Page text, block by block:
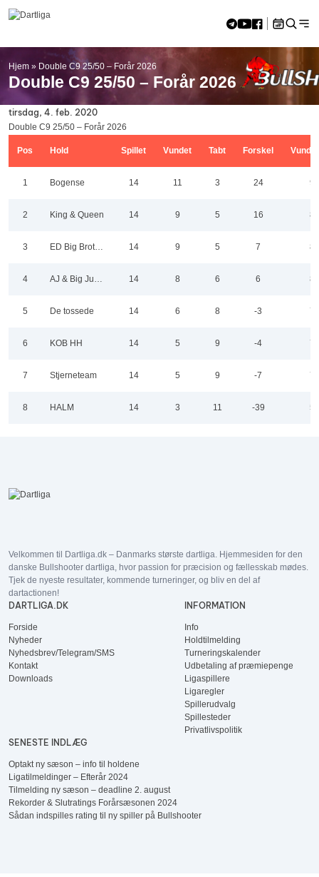
<< aug 2026 >>
M Ti O To F L
S
28
3
10
11 12 13 14 15
16
18 19 20 21 22
24
25 26 27 28 29
30
31
3 4
Hjem » Double C9 25/50 – Forår 2026
Double C9 25/50 – Forår 2026
tirsdag, 4. feb. 2020
Double C9 25/50 – Forår 2026
Pos Hold Spillet Vundet Tabt Forskel
1 Bogense 14 11 3 24 91
2 King & Queen 14 9 5 16 85
3 ED Big Brother 14 9 5 7 83
4 AJ & Big Justice 14 8 6 6 88
5 De tossede 14 6 8 -3 77
6 KOB HH 14 5 9 -4 78
7 Stjerneteam 14 5 9 -7 71
8 HALM 14 3 11 -39 56
Velkommen til Dartliga.dk – Danmarks største dartliga. Hjemmesiden for den
danske Bullshooter dartliga, hvor passion for præcision og fællesskab mødes.
Tjek de nyeste resultater, kommende turneringer, og bliv en del af
dartactionen!
DARTLIGA.DK
Forside
Nyheder
Nyhedsbrev/Telegram/SMS
Kontakt
Downloads
INFORMATION
Info
Holdtilmelding
Turneringskalender
Udbetaling af præmiepenge
Ligaspillere
Ligaregler
Spillerudvalg
Spillesteder
Privatlivspolitik
SENESTE INDLÆG
Optakt ny sæson – info til holdene
Ligatilmeldinger – Efterår 2024
Tilmelding ny sæson – deadline 2. august
Rekorder & Slutratings Forårsæsonen 2024
Sådan indspilles rating til ny spiller på Bullshooter